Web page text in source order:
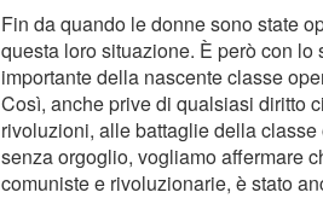
Fin da quando le donne sono state
questa loro situazione. È però con
importante della nascente classe
Così, anche prive di qualsiasi diritto
rivoluzioni, alle battaglie della
senza orgoglio, vogliamo affermare
comuniste e rivoluzionarie, è stato